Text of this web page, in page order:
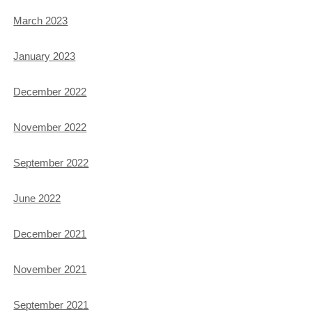
March 2023
January 2023
December 2022
November 2022
September 2022
June 2022
December 2021
November 2021
September 2021